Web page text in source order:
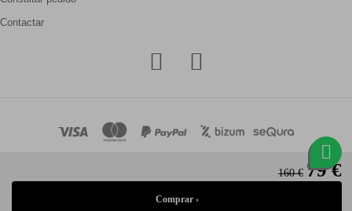
160 € 79 €
Contactar